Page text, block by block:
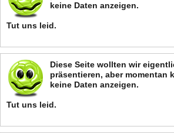
keine Daten anzeigen.
Tut uns leid.
Diese Seite wollten wir
präsentieren, aber momentan
keine Daten anzeigen.
Tut uns leid.